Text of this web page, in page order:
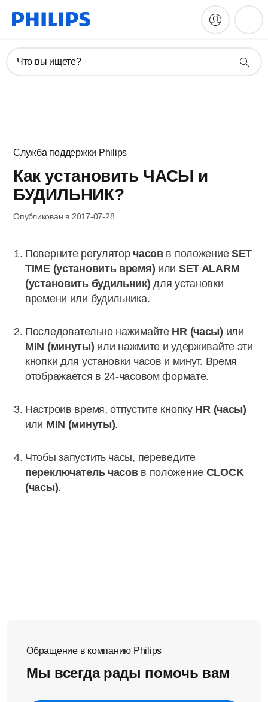
Что вы ищете?
Служба поддержки Philips
Как установить ЧАСЫ и
БУДИЛЬНИК?
Опубликован в 2017-07-28
Поверните регуляторчасовв положение SET
TIME (установить время) или SET ALARM
(установить будильник) для установки
времени или будильника.
Последовательно нажимайте HR (часы) или
MIN (минуты) или нажмите и удерживайте эти
кнопки для установки часов и минут. Время
отображается в 24-часовом формате.
Настроив время, отпустите кнопку HR (часы)
или MIN (минуты).
Чтобы запустить часы, переведите
переключатель часовв положение CLOCK
(часы).
Обращение в компанию Philips
Мы всегда рады помочь вам